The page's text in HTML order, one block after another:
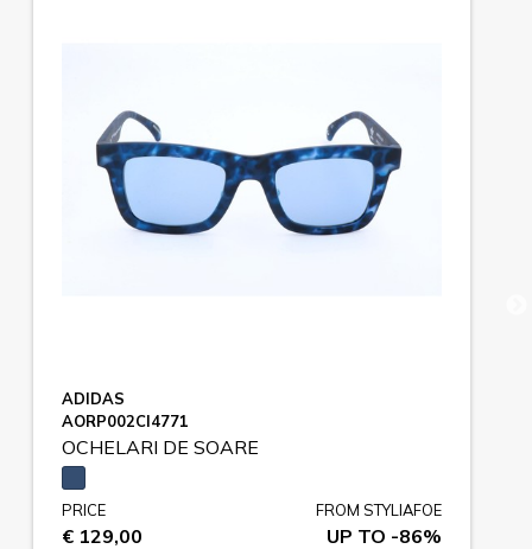
ADIDAS
AORP002CI4771
OCHELARI DE SOARE
PRICE
€ 129,00
FROM STYLIAFOE
UP TO -86%